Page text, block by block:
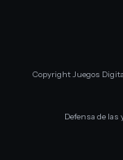
Copyright Juegos
Defensa de las